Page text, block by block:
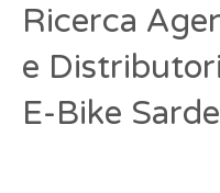
Ricerca
e
E-Bike